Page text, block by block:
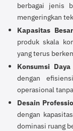
berbagai jenis
mengeringkan
Kapasitas
produk skala
yang terus
Konsumsi
dengan
operasional
Desain
dengan
dominasi ruang